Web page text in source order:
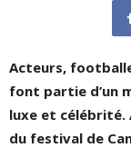
Acteurs,
font partie d’un
luxe et célébrité.
du festival de